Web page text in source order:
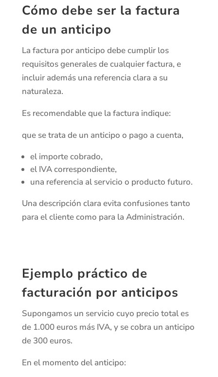
Cómo debe ser la factura
de un anticipo
La factura por anticipo debe cumplir los
requisitos generales de cualquier factura, e
incluir además una referencia clara a su
naturaleza.
Es recomendable que la factura indique:
que se trata de un anticipo o pago a cuenta,
el importe cobrado,
el IVA correspondiente,
una referencia al servicio o producto futuro.
Una descripción clara evita confusiones tanto
para el cliente como para la Administración.
Ejemplo práctico de
facturación por anticipos
Supongamos un servicio cuyo precio total es
de 1.000 euros más IVA, y se cobra un anticipo
de 300 euros.
En el momento del anticipo: